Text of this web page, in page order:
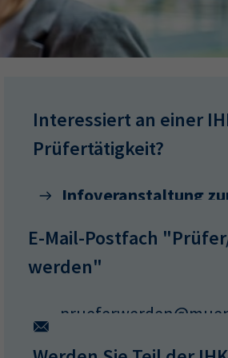
Interessiert an einer
Prüfertätigkeit?
Infoveranstaltung
E-Mail-Postfach
werden"